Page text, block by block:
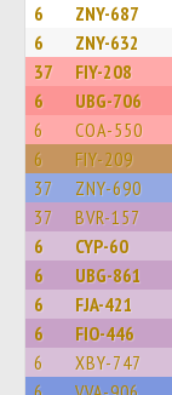
6 ZNY-687
6 ZNY-632
37 FIY-208
6 UBG-706
6 COA-550
6 FIY-209
37 ZNY-690
37 BVR-157
6 CYP-60
6 UBG-861
6 FJA-421
6 FIO-446
6 XBY-747